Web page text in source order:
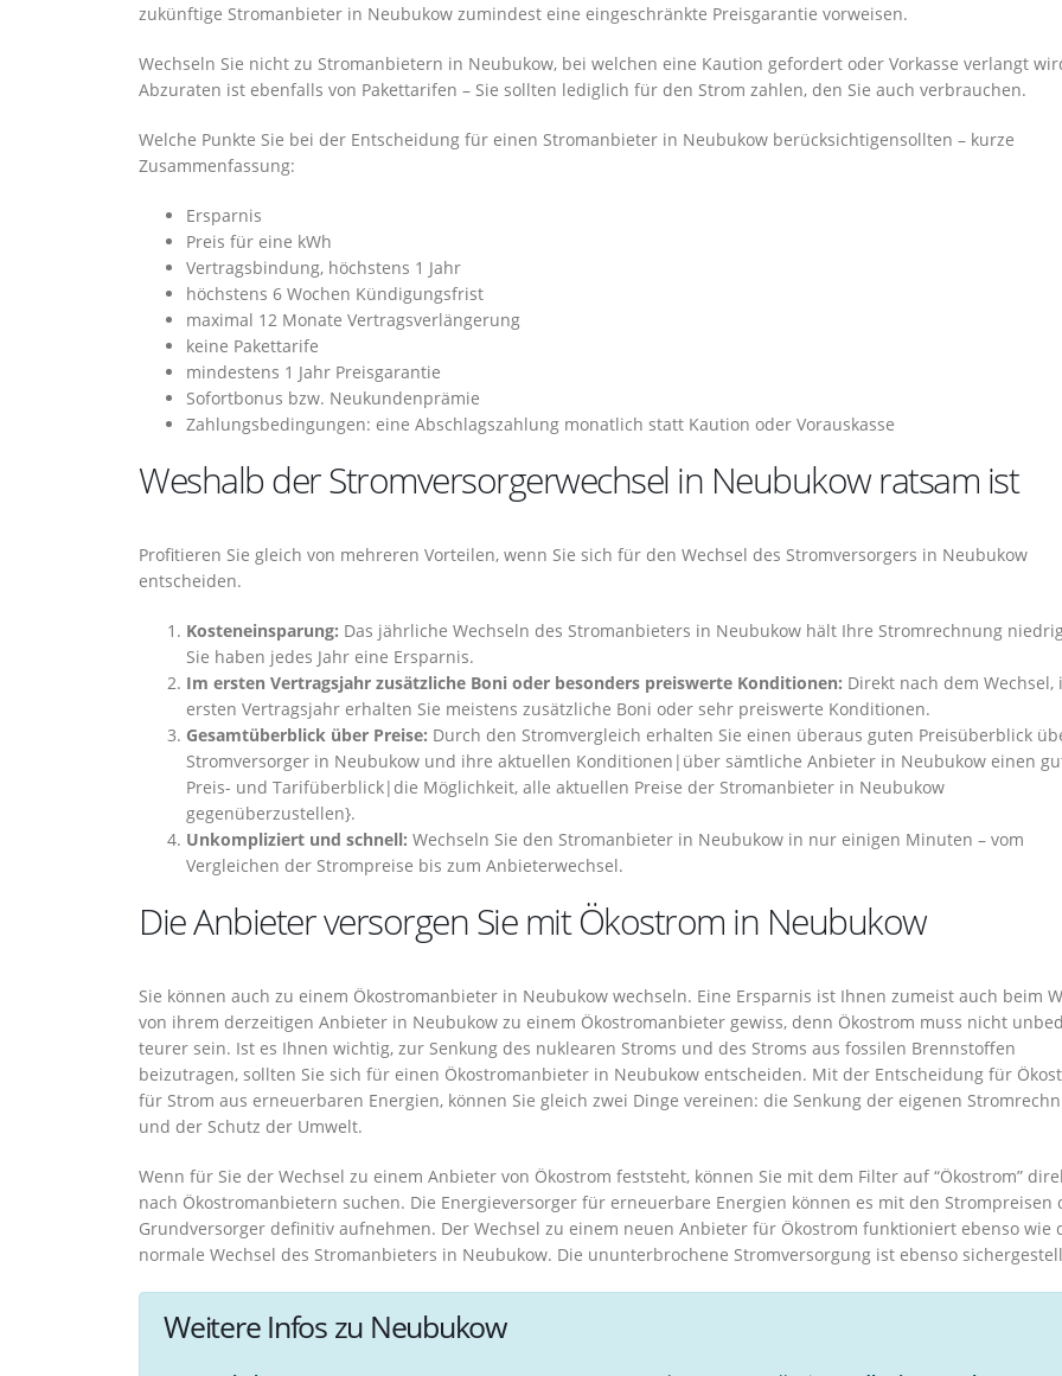
zukünftige Stromanbieter in Neubukow zumindest eine eingeschränkte Preisgarantie vorweisen.
Wechseln Sie nicht zu Stromanbietern in Neubukow, bei welchen eine Kaution gefordert oder Vorkasse verlangt
Abzuraten ist ebenfalls von Pakettarifen – Sie sollten lediglich für den Strom zahlen, den Sie auch verbrauchen.
Welche Punkte Sie bei der Entscheidung für einen Stromanbieter in Neubukow berücksichtigensollten – kurze
Zusammenfassung:
Ersparnis
Preis für eine kWh
Vertragsbindung, höchstens 1 Jahr
höchstens 6 Wochen Kündigungsfrist
maximal 12 Monate Vertragsverlängerung
keine Pakettarife
mindestens 1 Jahr Preisgarantie
Sofortbonus bzw. Neukundenprämie
Zahlungsbedingungen: eine Abschlagszahlung monatlich statt Kaution oder Vorauskasse
Weshalb der Stromversorgerwechsel in Neubukow ratsam ist
Profitieren Sie gleich von mehreren Vorteilen, wenn Sie sich für den Wechsel des Stromversorgers in Neubukow
entscheiden.
Kosteneinsparung: Das jährliche Wechseln des Stromanbieters in Neubukow hält Ihre Stromrechnung
Sie haben jedes Jahr eine Ersparnis.
Im ersten Vertragsjahr zusätzliche Boni oder besonders preiswerte Konditionen: Direkt nach dem Wechsel,
ersten Vertragsjahr erhalten Sie meistens zusätzliche Boni oder sehr preiswerte Konditionen.
Gesamtüberblick über Preise: Durch den Stromvergleich erhalten Sie einen überaus guten Preisüberblick
Stromversorger in Neubukow und ihre aktuellen Konditionen|über sämtliche Anbieter in Neubukow einen
Preis- und Tarifüberblick|die Möglichkeit, alle aktuellen Preise der Stromanbieter in Neubukow
gegenüberzustellen}.
Unkompliziert und schnell: Wechseln Sie den Stromanbieter in Neubukow in nur einigen Minuten – vom
Vergleichen der Strompreise bis zum Anbieterwechsel.
Die Anbieter versorgen Sie mit Ökostrom in Neubukow
Sie können auch zu einem Ökostromanbieter in Neubukow wechseln. Eine Ersparnis ist Ihnen zumeist auch beim
von ihrem derzeitigen Anbieter in Neubukow zu einem Ökostromanbieter gewiss, denn Ökostrom muss nicht
teurer sein. Ist es Ihnen wichtig, zur Senkung des nuklearen Stroms und des Stroms aus fossilen Brennstoffen
beizutragen, sollten Sie sich für einen Ökostromanbieter in Neubukow entscheiden. Mit der Entscheidung für
für Strom aus erneuerbaren Energien, können Sie gleich zwei Dinge vereinen: die Senkung der eigenen
und der Schutz der Umwelt.
Wenn für Sie der Wechsel zu einem Anbieter von Ökostrom feststeht, können Sie mit dem Filter auf “Ökostrom”
nach Ökostromanbietern suchen. Die Energieversorger für erneuerbare Energien können es mit den Strompreisen
Grundversorger definitiv aufnehmen. Der Wechsel zu einem neuen Anbieter für Ökostrom funktioniert ebenso wie
normale Wechsel des Stromanbieters in Neubukow. Die ununterbrochene Stromversorgung ist ebenso
Weitere Infos zu Neubukow